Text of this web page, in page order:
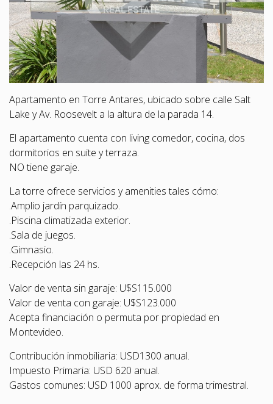
Apartamento en Torre Antares, ubicado sobre calle Salt
Lake y Av. Roosevelt a la altura de la parada 14.
El apartamento cuenta con living comedor, cocina, dos
dormitorios en suite y terraza.
NO tiene garaje.
La torre ofrece servicios y amenities tales cómo:
.Amplio jardín parquizado.
.Piscina climatizada exterior.
.Sala de juegos.
.Gimnasio.
.Recepción las 24 hs.
Valor de venta sin garaje: U$S115.000
Valor de venta con garaje: U$S123.000
Acepta financiación o permuta por propiedad en
Montevideo.
Contribución inmobiliaria: USD1300 anual.
Impuesto Primaria: USD 620 anual.
Gastos comunes: USD 1000 aprox. de forma trimestral.